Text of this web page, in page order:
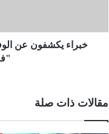
خبراء يكشفون عن
مقالات ذات صلة